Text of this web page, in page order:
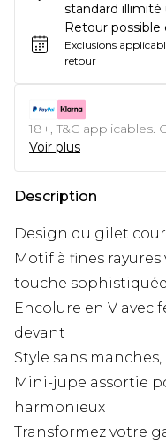
standard
Retour possible
Exclusions
retour
18+, T&C applicables.
Voir plus
Description
Design du gilet
Motif à fines
touche sophistiquée
Encolure en V avec
devant
Style sans
Mini-jupe assortie
harmonieux
Transformez votre